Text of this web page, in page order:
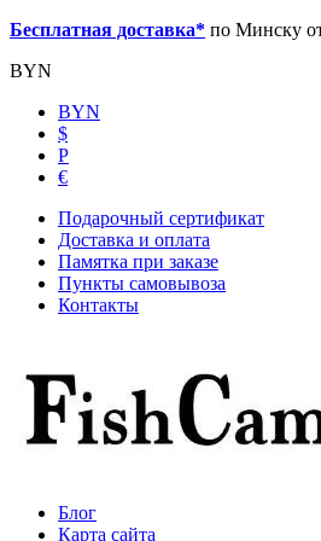
Бесплатная доставка* по Минску
BYN
BYN
$
Р
€
Подарочный сертификат
Доставка и оплата
Памятка при заказе
Пункты самовывоза
Контакты
Блог
Карта сайта